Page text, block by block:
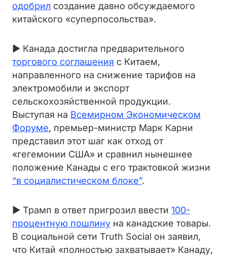
одобрил создание давно обсуждаемого
китайского «суперпосольства».
► Канада достигла предварительного
торгового соглашения с Китаем,
направленного на снижение тарифов на
электромобили и экспорт
сельскохозяйственной продукции.
Выступая на Всемирном Экономическом
Форуме, премьер-министр Марк Карни
представил этот шаг как отход от
«гегемонии США» и сравнил нынешнее
положение Канады с его трактовкой жизни
“в социалистическом блоке”.
► Трамп в ответ пригрозил ввести 100-
процентную пошлину на канадские товары.
В социальной сети Truth Social он заявил,
что Китай «полностью захватывает» Канаду,